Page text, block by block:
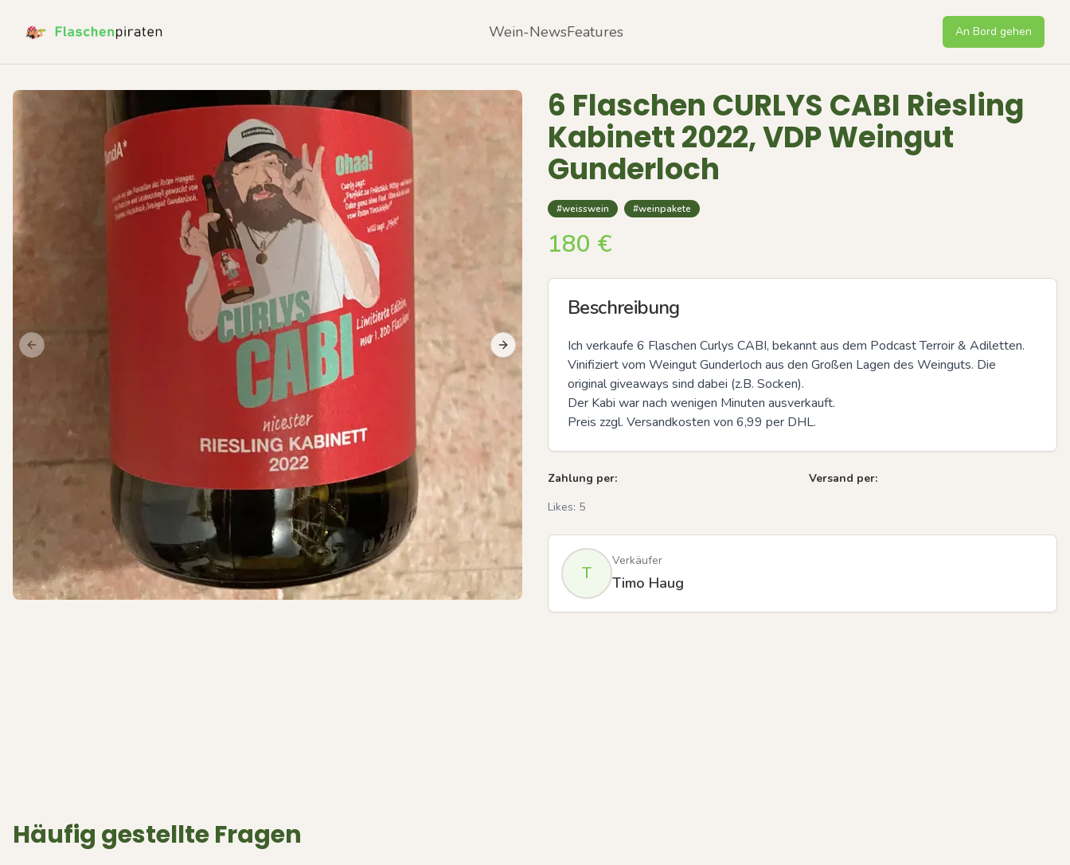
Wein-NewsFeatures An Bord gehen
Previous slide Next slide
6 Flaschen CURLYS CABI Riesling
Kabinett 2022, VDP Weingut
Gunderloch
#weisswein #weinpakete
180 €
Beschreibung
Ich verkaufe 6 Flaschen Curlys CABI, bekannt aus dem Podcast Terroir & Adiletten.
Vinifiziert vom Weingut Gunderloch aus den Großen Lagen des Weinguts. Die
original giveaways sind dabei (z.B. Socken).
Der Kabi war nach wenigen Minuten ausverkauft.
Preis zzgl. Versandkosten von 6,99 per DHL.
Zahlung per:
Versand per:
Likes: 5
T
Verkäufer
Timo Haug
Häufig gestellte Fragen